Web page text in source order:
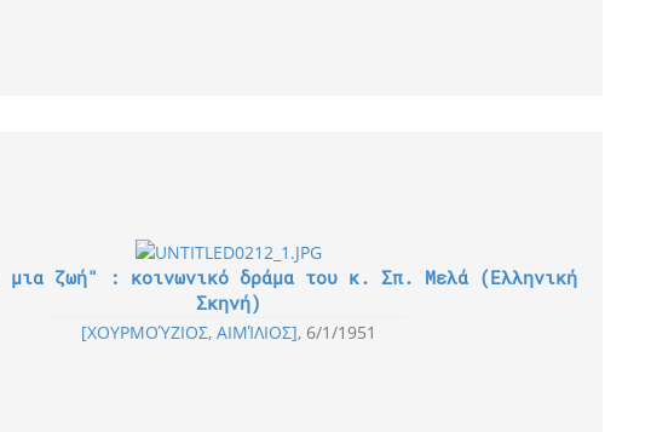
μια ζωή" : κοινωνικό δράμα του κ. Σπ. Μελά (Ελληνική
Σκηνή)
[ΧΟΥΡΜΟΎΖΙΟΣ, ΑΙΜΊΛΙΟΣ] 6/1/1951